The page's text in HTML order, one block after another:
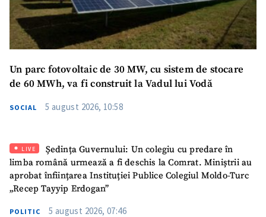
Un parc fotovoltaic de 30 MW, cu sistem de stocare
de 60 MWh, va fi construit la Vadul lui Vodă
SOCIAL 5 august 2026, 10:58
LIVE
Ședința Guvernului: Un colegiu cu predare în
limba română urmează a fi deschis la Comrat. Miniștrii au
aprobat înființarea Instituției Publice Colegiul Moldo-Turc
„Recep Tayyip Erdogan”
POLITIC 5 august 2026, 07:46